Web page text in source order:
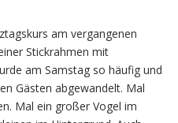
am vergangenen
Stickrahmen mit
am Samstag so häufig und
Gästen abgewandelt. Mal
Mal ein großer Vogel im